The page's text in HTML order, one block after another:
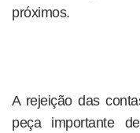
próximos.
A rejeição das
peça importante